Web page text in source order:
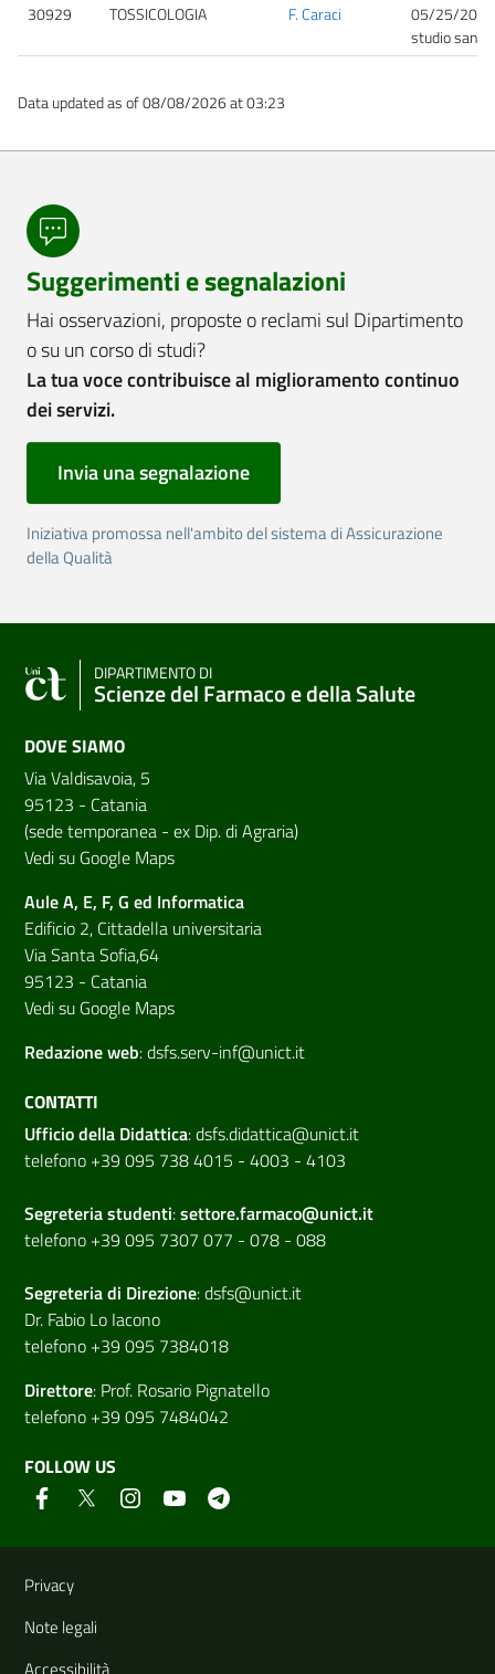
30929
TOSSICOLOGIA F. Caraci
05/25/
studio san
Data updated as of 08/08/2026 at 03:23
Suggerimenti e segnalazioni
Hai osservazioni, proposte o reclami sul Dipartimento
o su un corso di studi?
La tua voce contribuisce al miglioramento continuo
dei servizi.
Invia una segnalazione
Iniziativa promossa nell'ambito del sistema di Assicurazione
della Qualità
DIPARTIMENTO DI
Scienze del Farmaco e della Salute
DOVE SIAMO
Via Valdisavoia, 5
95123 - Catania
(sede temporanea - ex Dip. di Agraria)
Vedi su Google Maps
Aule A, E, F, G ed Informatica
Edificio 2, Cittadella universitaria
Via Santa Sofia,64
95123 - Catania
Vedi su Google Maps
Redazione web:dsfs.serv-inf@unict.it
CONTATTI
Ufficio della Didattica:dsfs.didattica@unict.it
telefono +39 095 738 4015 - 4003 - 4103
Segreteria studenti:settore.farmaco@unict.it
telefono +39 095 7307 077 - 078 - 088
Segreteria di Direzione:dsfs@unict.it
Dr. Fabio Lo Iacono
telefono +39 095 7384018
Direttore: Prof. Rosario Pignatello
telefono +39 095 7484042
FOLLOW US
Useful links and information
Privacy
Note legali
Accessibilità